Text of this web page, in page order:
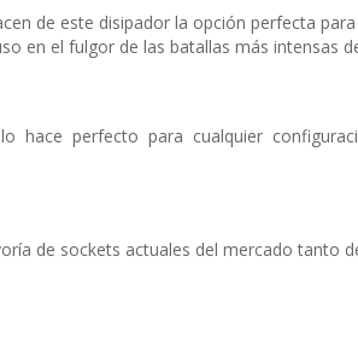
de este disipador la opción perfecta
en el fulgor de las batallas más intensas
perfecto para cualquier
de sockets actuales del mercado tanto